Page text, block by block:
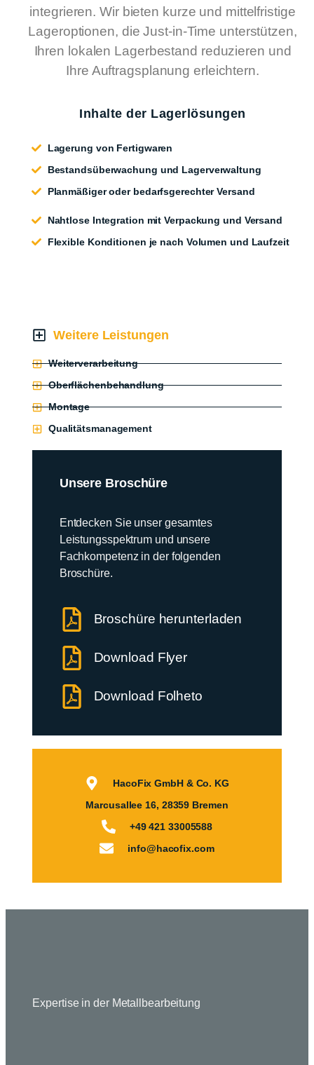
integrieren. Wir bieten kurze und mittelfristige
Lageroptionen, die Just-in-Time unterstützen,
Ihren lokalen Lagerbestand reduzieren und
Ihre Auftragsplanung erleichtern.
Inhalte der Lagerlösungen
Lagerung von Fertigwaren
Bestandsüberwachung und Lagerverwaltung
Planmäßiger oder bedarfsgerechter Versand
Nahtlose Integration mit Verpackung und Versand
Flexible Konditionen je nach Volumen und Laufzeit
Weitere Leistungen
Weiterverarbeitung
Oberflächenbehandlung
Montage
Qualitätsmanagement
Unsere Broschüre
Entdecken Sie unser gesamtes
Leistungsspektrum und unsere
Fachkompetenz in der folgenden
Broschüre.
Broschüre herunterladen
Download Flyer
Download Folheto
HacoFix GmbH & Co. KG
Marcusallee 16, 28359 Bremen
+49 421 33005588
info@hacofix.com
Expertise in der Metallbearbeitung